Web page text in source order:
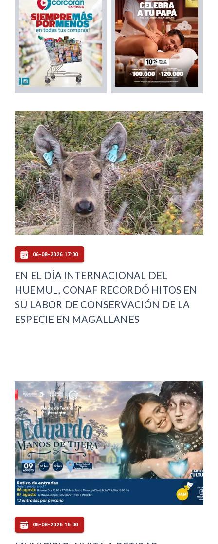
06-08-2026 17:00
EN EL DÍA INTERNACIONAL DEL
HUEMUL, CONAF RECORDÓ HITOS EN
SU LABOR DE CONSERVACIÓN DE LA
ESPECIE EN MAGALLANES
06-08-2026 16:00